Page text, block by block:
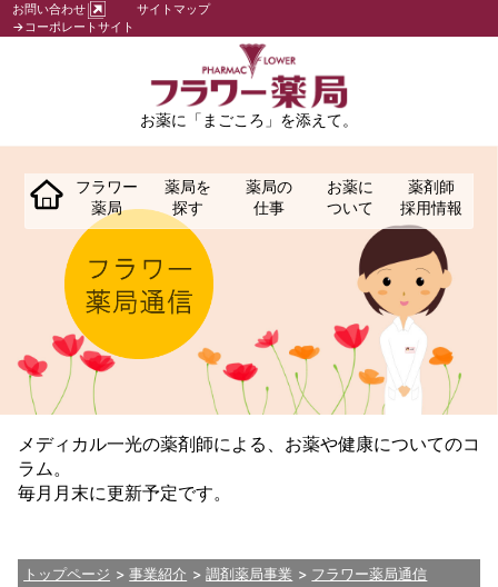
お薬に「まごころ」を添えて。
フラワー
薬局
薬局を
探す
薬局の
仕事
お薬に
ついて
薬剤師
採用情報
お問い合わせ
サイトマップ
→コーポレートサイト
メディカル一光の薬剤師による、お薬や健康についてのコ
ラム。
毎月月末に更新予定です。
トップページ 事業紹介 調剤薬局事業
フラワー薬局通信